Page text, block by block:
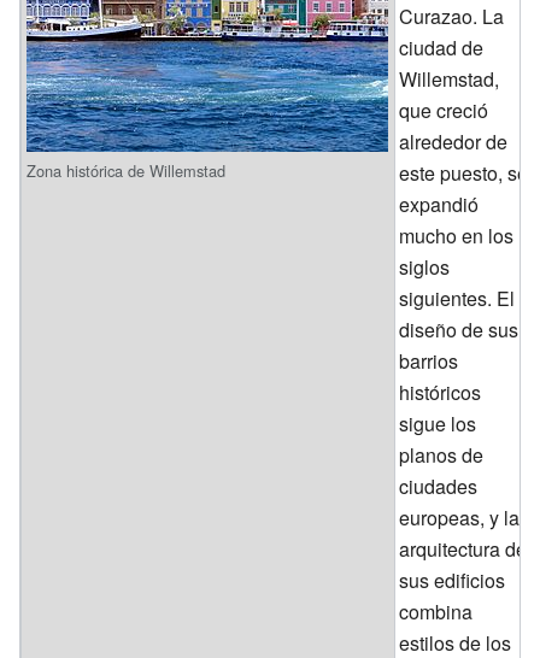
Zona histórica de Willemstad
Curazao. La
ciudad de
Willemstad,
que creció
alrededor de
este puesto, se
expandió
mucho en los
siglos
siguientes. El
diseño de sus
barrios
históricos
sigue los
planos de
ciudades
europeas, y la
arquitectura de
sus edificios
combina
estilos de los